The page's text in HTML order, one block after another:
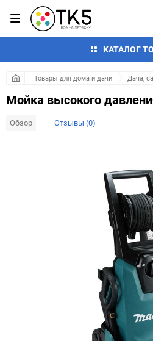
КАТАЛОГ
Товары для дома и дачи Дача,
Мойка высокого
Обзор Отзывы (0)